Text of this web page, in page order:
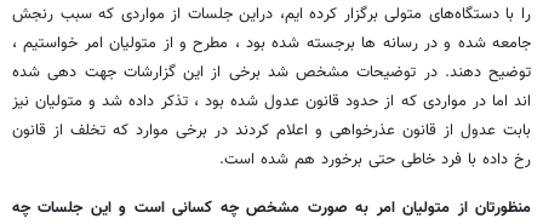
را با دستگاه‌های متولی برگزار کرده ایم، دراین جلسات از مواردی که سبب رنجش
جامعه شده و در رسانه ها برجسته شده بود ، مطرح و از متولیان امر خواستیم ،
توضیح دهند. در توضیحات مشخص شد برخی از این گزارشات جهت دهی شده
اند اما در مواردی که از حدود قانون عدول شده بود ، تذکر داده شد و متولیان نیز
بابت عدول از قانون عذرخواهی و اعلام کردند در برخی موارد که تخلف از قانون
رخ داده با فرد خاطی حتی برخورد هم شده است.
منظورتان از متولیان امر به صورت مشخص چه کسانی است و این جلسات چه